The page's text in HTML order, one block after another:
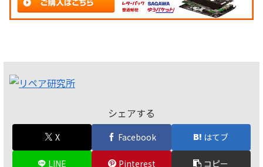
シェアする
X Facebook はてブ
LINE Pinterest コピー